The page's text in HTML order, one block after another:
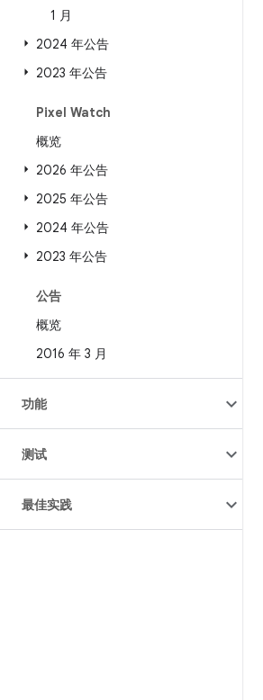
1 月
2024 年公告
2023 年公告
Pixel Watch
概览
2026 年公告
2025 年公告
2024 年公告
2023 年公告
公告
概览
2016 年 3 月
功能
测试
最佳实践